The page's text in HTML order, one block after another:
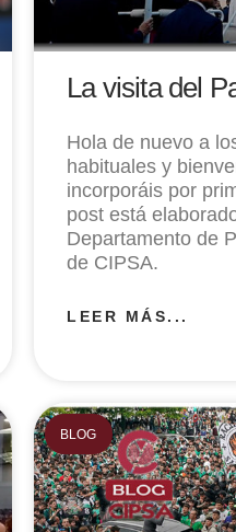
La visita del
Hola de nuevo a
habituales y
incorporáis por
post está
Departamento de
de CIPSA.
LEER MÁS...
BLOG